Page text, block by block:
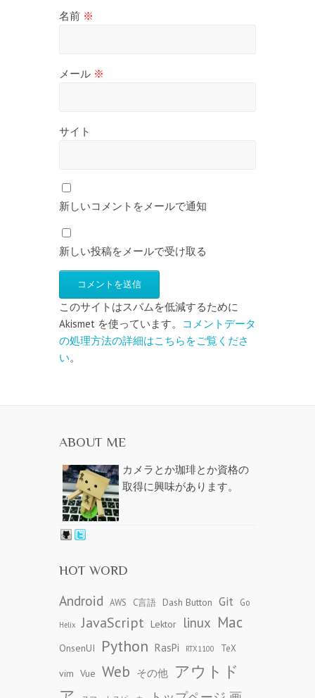
名前 ※
メール ※
サイト
新しいコメントをメールで通知
新しい投稿をメールで受け取る
このサイトはスパムを低減するために
Akismet を使っています。
コメントデータ
の処理方法の詳細はこちらをご覧くださ
い。
ABOUT ME
カメラとか珈琲とか資格の
取得に興味があります。
HOT WORD
Android AWS C言語 Dash Button Git Go
Helix JavaScript Lektor linux Mac
OnsenUI Python RasPi RTX1100 TeX
vim Vue Web その他 アウトド